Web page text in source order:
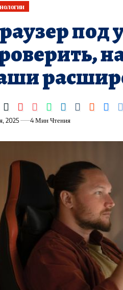
под
2025 4 Мин Чтения